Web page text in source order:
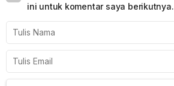
ini untuk komentar saya berikutnya.